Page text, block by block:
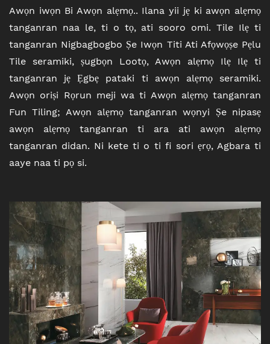
Awọn iwọn Bi Awọn alẹmọ.. Ilana yii jẹ ki awọn alẹmọ
tanganran naa le, ti o tọ, ati sooro omi. Tile Ilẹ ti
tanganran Nigbagbogbo Ṣe Iwọn Titi Ati Afọwọṣe Pẹlu
Tile seramiki, ṣugbọn Lootọ, Awọn alẹmọ Ilẹ Ilẹ ti
tanganran jẹ Ẹgbẹ pataki ti awọn alẹmọ seramiki.
Awọn oriṣi Rọrun meji wa ti Awọn alẹmọ tanganran
Fun Tiling; Awọn alẹmọ tanganran wọnyi Ṣe nipasẹ
awọn alẹmọ tanganran ti ara ati awọn alẹmọ
tanganran didan. Ni kete ti o ti fi sori ẹrọ, Agbara ti
aaye naa ti pọ si.